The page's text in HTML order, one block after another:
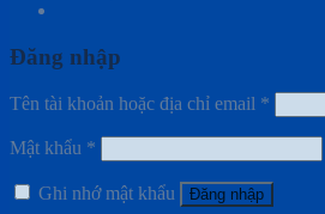
Đăng nhập
Tên tài khoản hoặc địa chỉ email *
Mật khẩu *
Ghi nhớ mật khẩu Đăng nhập